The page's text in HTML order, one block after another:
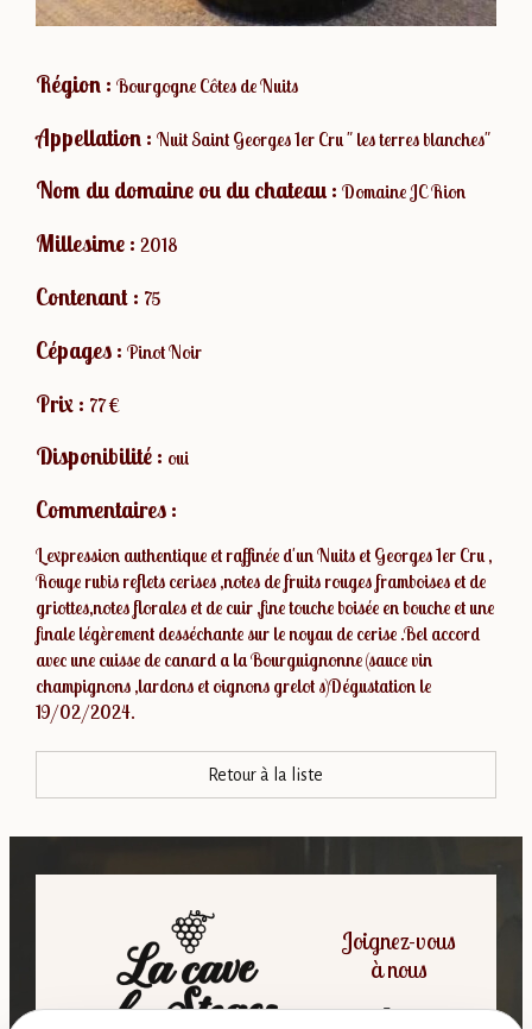
Région : Bourgogne Côtes de Nuits
Appellation : Nuit Saint Georges 1er Cru " les terres blanches"
Nom du domaine ou du chateau : Domaine JC Rion
Millesime : 2018
Contenant : 75
Cépages : Pinot Noir
Prix : 77 €
Disponibilité : oui
Commentaires :
L expression authentique et raffinée d'un Nuits et Georges 1er Cru ,
Rouge rubis reflets cerises ,notes de fruits rouges framboises et de
griottes,notes florales et de cuir ,fine touche boisée en bouche et une
finale légèrement desséchante sur le noyau de cerise .Bel accord
avec une cuisse de canard a la Bourguignonne (sauce vin
champignons ,lardons et oignons grelot s)Dégustation le
19/02/2024.
Retour à la liste
Joignez-vous
à nous